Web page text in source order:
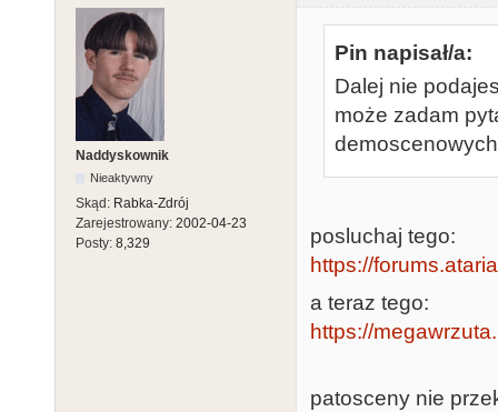
Naddyskownik
Nieaktywny
Skąd: Rabka-Zdrój
Zarejestrowany: 2002-04-23
Posty: 8,329
Pin napisał/a:
Dalej nie
może zadam
posluchaj tego:
https://
a teraz tego:
https://
patosceny nie